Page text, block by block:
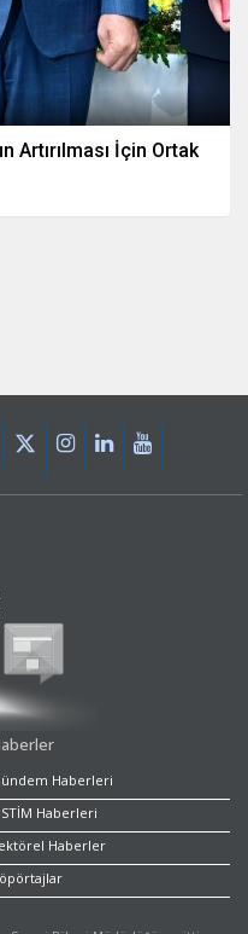
Artırılması İçin Ortak
Haberleri
Haberleri
Haberler